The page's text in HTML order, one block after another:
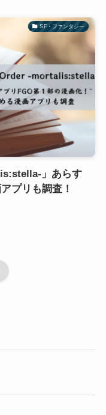
SF・ファンタジー
」あらす
プリも調査！